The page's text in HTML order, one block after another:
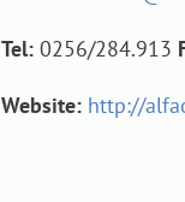
Tel: 0256/284.913
Website: http://